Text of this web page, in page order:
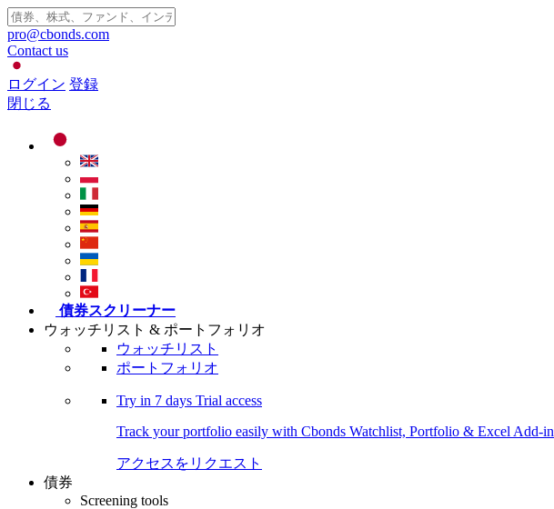
pro@cbonds.com
Contact us
ログイン 登録
閉じる
債券スクリーナー
ウォッチリスト & ポートフォリオ
ウォッチリスト
ポートフォリオ
Try in 7 days Trial access
Track your portfolio easily with Cbonds Watchlist, Portfolio & Excel Add-in
アクセスをリクエスト
債券
Screening tools